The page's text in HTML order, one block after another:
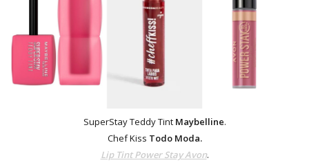
SuperStay Teddy Tint Maybelline.
Chef Kiss Todo Moda.
Lip Tint Power Stay Avon.